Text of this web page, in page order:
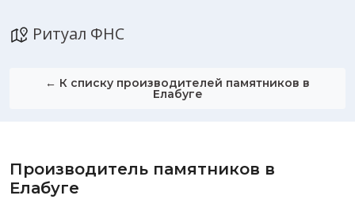
Ритуал ФНС
← К списку производителей памятников в
Елабуге
Производитель памятников в
Елабуге